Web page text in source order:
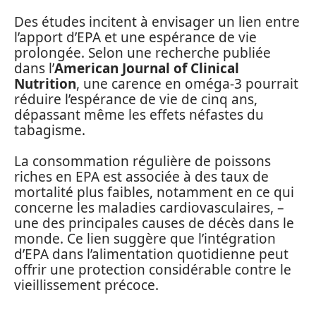
Des études incitent à envisager un lien entre
l’apport d’EPA et une espérance de vie
prolongée. Selon une recherche publiée
dans l’American Journal of Clinical
Nutrition, une carence en oméga-3 pourrait
réduire l’espérance de vie de cinq ans,
dépassant même les effets néfastes du
tabagisme.
La consommation régulière de poissons
riches en EPA est associée à des taux de
mortalité plus faibles, notamment en ce qui
concerne les maladies cardiovasculaires, –
une des principales causes de décès dans le
monde. Ce lien suggère que l’intégration
d’EPA dans l’alimentation quotidienne peut
offrir une protection considérable contre le
vieillissement précoce.